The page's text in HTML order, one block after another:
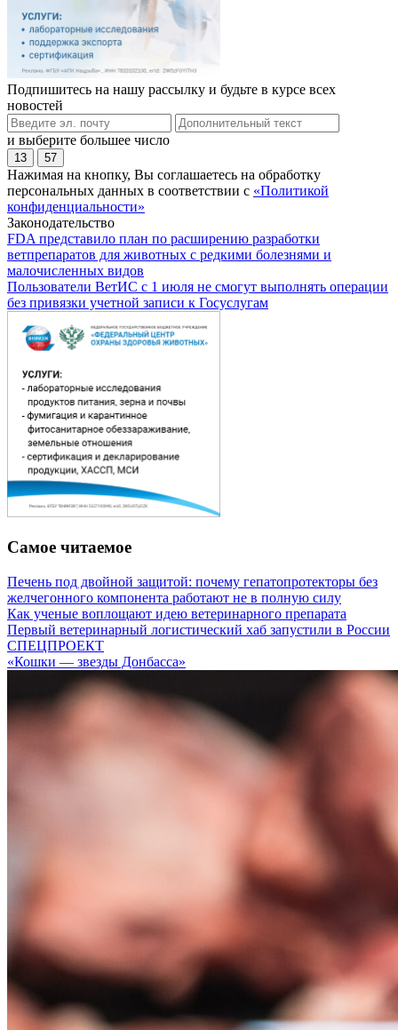
Подпишитесь на нашу рассылку и будьте в курсе всех
новостей
и выберите большее число
13 57
Нажимая на кнопку, Вы соглашаетесь на обработку
персональных данных в соответствии с «Политикой
конфиденциальности»
Законодательство
FDA представило план по расширению разработки
ветпрепаратов для животных с редкими болезнями и
малочисленных видов
Пользователи ВетИС с 1 июля не смогут выполнять операции
без привязки учетной записи к Госуслугам
Самое читаемое
Печень под двойной защитой: почему гепатопротекторы без
желчегонного компонента работают не в полную силу
Как ученые воплощают идею ветеринарного препарата
Первый ветеринарный логистический хаб запустили в России
СПЕЦПРОЕКТ
«Кошки — звезды Донбасса»